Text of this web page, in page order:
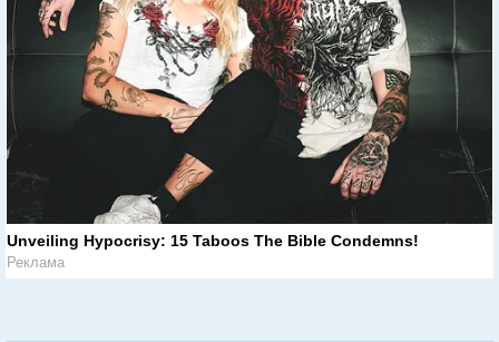
Unveiling Hypocrisy: 15 Taboos The Bible Condemns!
Реклама